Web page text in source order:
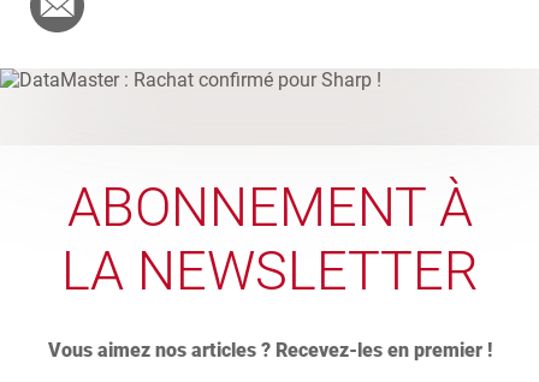
ABONNEMENT À
LA NEWSLETTER
Vous aimez nos articles ? Recevez-les en premier !